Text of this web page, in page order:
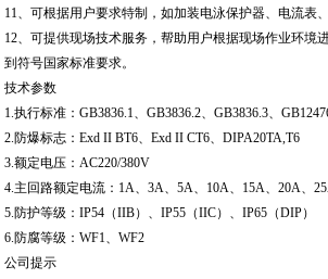
11、可根据用户要求特制，如加装电泳保护器、电流表
12、可提供现场技术服务，帮助用户根据现场作业环境
到符号国家标准要求。
技术参数
1.执行标准：GB3836.1、GB3836.2、GB3836.3、
2.防爆标志：Exd II BT6、Exd II CT6、DIPA20TA,T6
3.额定电压：AC220/380V
4.主回路额定电流：1A、3A、5A、10A、15A、20A、
5.防护等级：IP54（IIB）、IP55（IIC）、IP65（DIP）
6.防腐等级：WF1、WF2
公司提示